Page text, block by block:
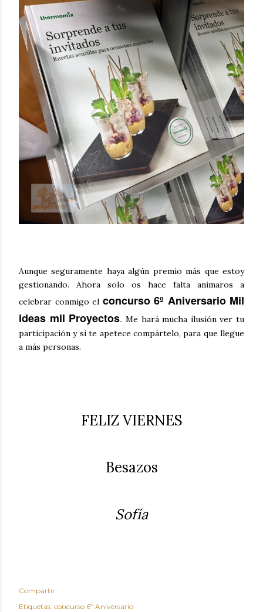
Aunque seguramente haya algún premio más que estoy
gestionando. Ahora solo os hace falta animaros a
celebrar conmigo el concurso 6º Aniversario Mil
ideas mil Proyectos. Me hará mucha ilusión ver tu
participación y si te apetece compártelo, para que llegue
a más personas.
FELIZ VIERNES
Besazos
Sofía
Compartir
Etiquetas: concurso 6º Aniversario